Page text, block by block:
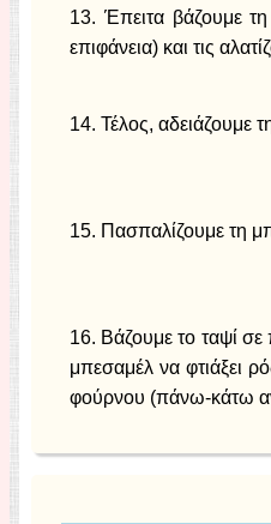
13. Έπειτα βάζουμε
επιφάνεια) και τις
14. Τέλος, αδειάζουμε
15. Πασπαλίζουμε τη
16. Βάζουμε το ταψί
μπεσαμέλ να φτιάξει
φούρνου (πάνω-κάτω